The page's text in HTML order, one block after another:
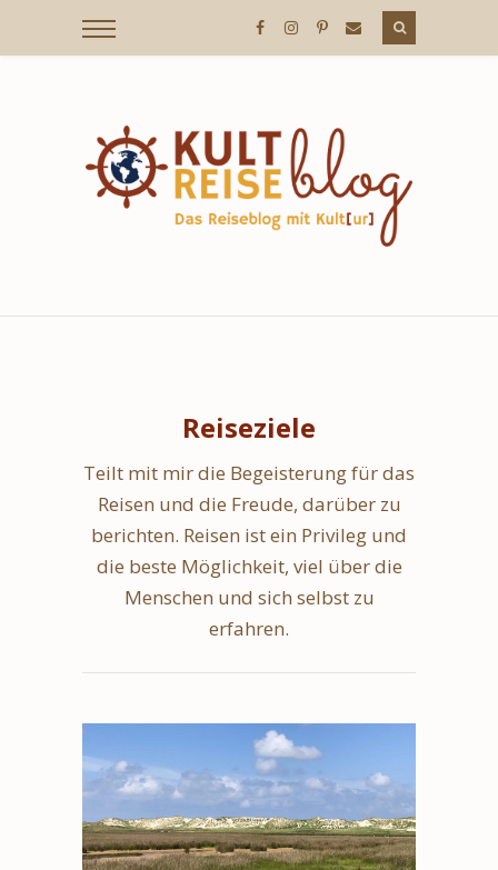
/
KULT[UR]
Reiseziele
Teilt mit mir die Begeisterung für das
Reisen und die Freude, darüber zu
berichten. Reisen ist ein Privileg und
die beste Möglichkeit, viel über die
Menschen und sich selbst zu
erfahren.